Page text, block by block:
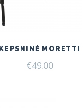
KEPSNINĖ MORETTI
€49.00